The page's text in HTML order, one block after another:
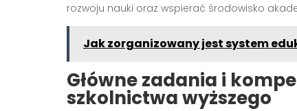
rozwoju nauki oraz wspierać środowisko
Jak zorganizowany jest system
Główne zadania i
szkolnictwa wyższego